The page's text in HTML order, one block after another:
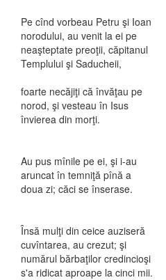
Pe cînd vorbeau Petru şi Ioan
norodului, au venit la ei pe
neaşteptate preoţii, căpitanul
Templului şi Saducheii,
foarte necăjiţi că învăţau pe
norod, şi vesteau în Isus
învierea din morţi.
Au pus mînile pe ei, şi i-au
aruncat în temniţă pînă a
doua zi; căci se înserase.
Însă mulţi din ceice auziseră
cuvîntarea, au crezut; şi
numărul bărbaţilor credincioşi
s'a ridicat aproape la cinci mii.